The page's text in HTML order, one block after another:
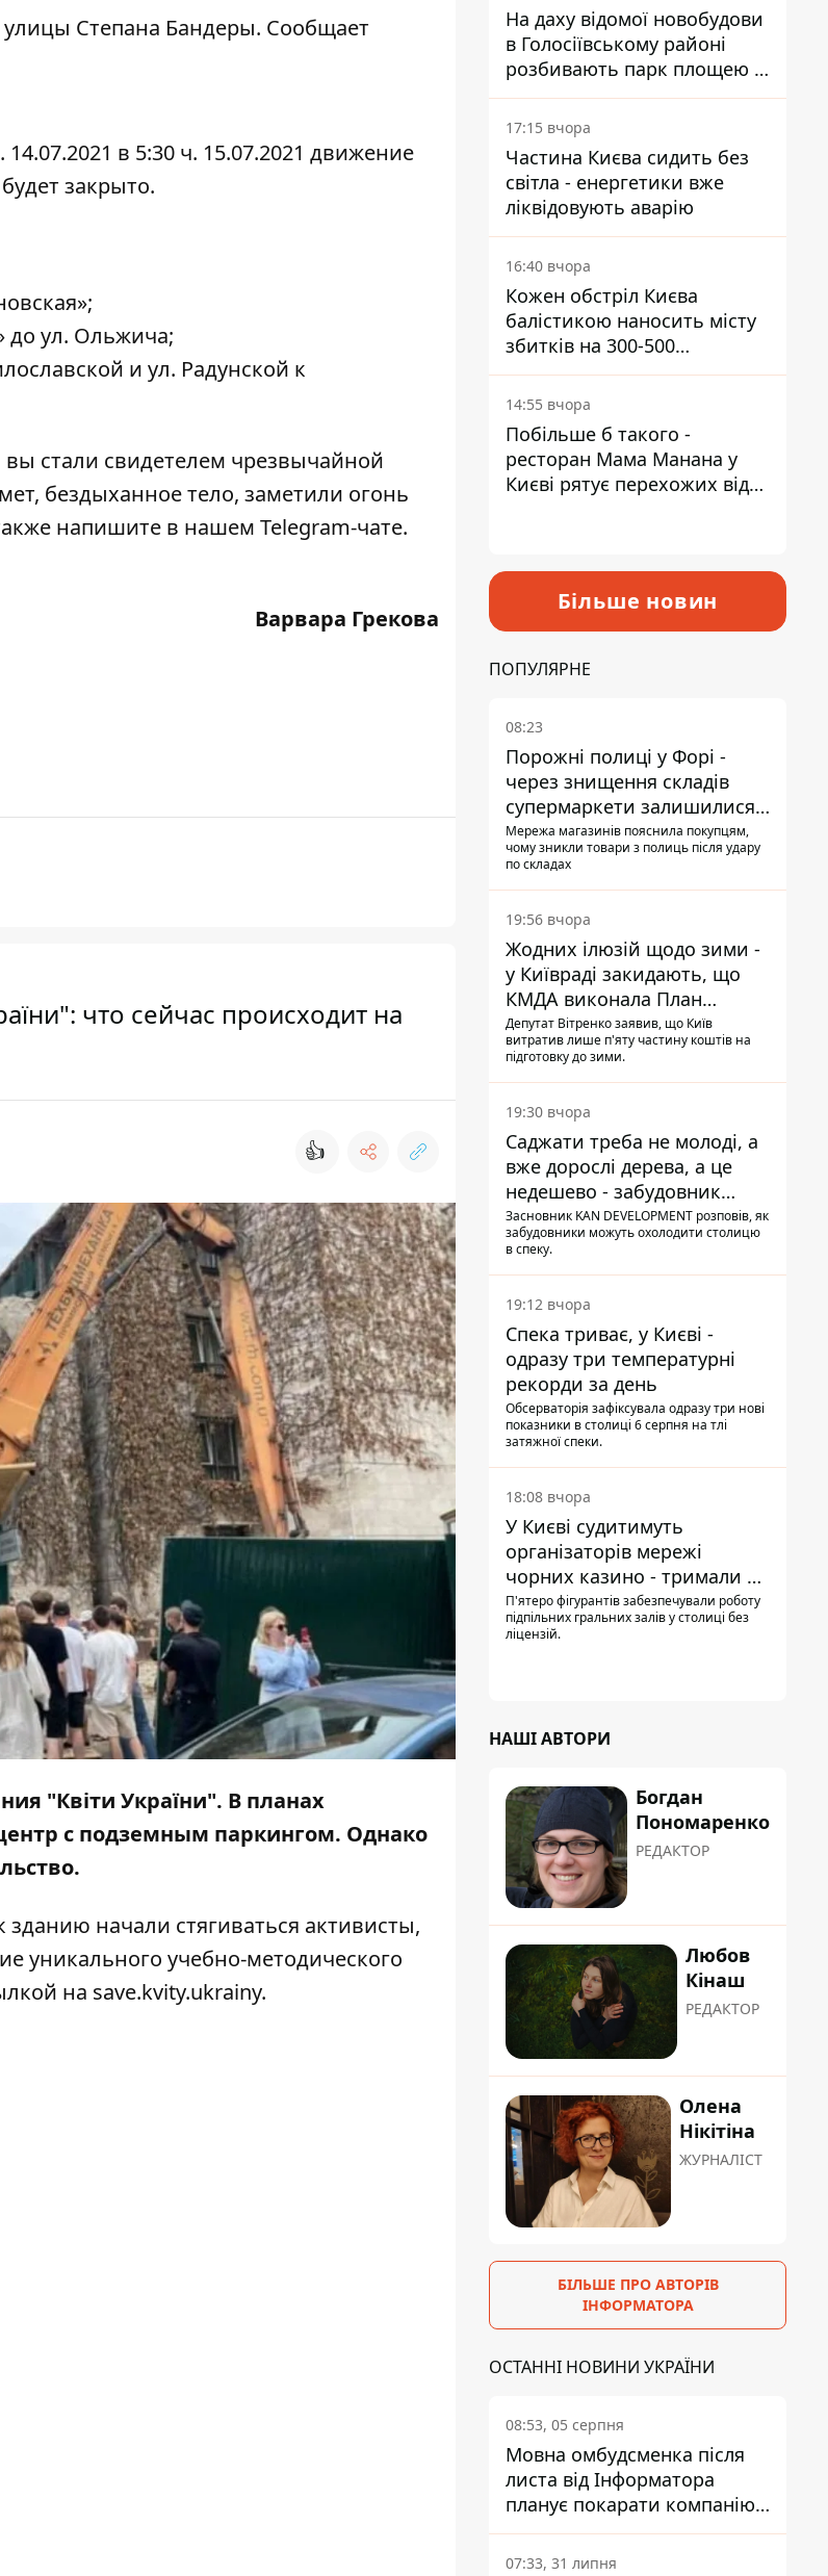
Степана Бандеры. Сообщает
14.07.2021 в 5:30 ч. 15.07.2021 движение
закрыто.
до ул. Ольжича;
и ул. Радунской к
вы стали свидетелем чрезвычайной
бездыханное тело, заметили огонь
напишите в нашем Telegram-чате.
Варвара Грекова
что сейчас происходит на
👍
"Квіти України". В планах
с подземным паркингом. Однако
начали стягиваться активисты,
уникального учебно-методического
на save.kvity.ukrainy.
На даху відомої новобудови
в Голосіївському районі
розбивають парк площею в
гектар
17:15 вчора
Частина Києва сидить без
світла - енергетики вже
ліквідовують аварію
16:40 вчора
Кожен обстріл Києва
балістикою наносить місту
збитків на 300-500
мільйонів - Петро
Пантелеєв
14:55 вчора
Побільше б такого -
ресторан Мама Манана у
Києві рятує перехожих від
Більше новин
ПОПУЛЯРНЕ
08:23
Порожні полиці у Форі -
через знищення складів
супермаркети залишилися
без асортименту
Мережа магазинів пояснила покупцям,
чому зникли товари з полиць після удару
по складах
19:56 вчора
Жодних ілюзій щодо зими -
у Київраді закидають, що
КМДА виконала План
стійкості на 20%
Депутат Вітренко заявив, що Київ
витратив лише п'яту частину коштів на
підготовку до зими.
19:30 вчора
Саджати треба не молоді, а
вже дорослі дерева, а це
недешево - забудовник
Ніконов
Засновник KAN DEVELOPMENT розповів, як
забудовники можуть охолодити столицю
в спеку.
19:12 вчора
Спека триває, у Києві -
одразу три температурні
рекорди за день
Обсерваторія зафіксувала одразу три нові
показники в столиці 6 серпня на тлі
затяжної спеки.
18:08 вчора
У Києві судитимуть
організаторів мережі
чорних казино - тримали 39
закладів
П'ятеро фігурантів забезпечували роботу
підпільних гральних залів у столиці без
ліцензій.
НАШІ АВТОРИ
Богдан
Пономаренко
РЕДАКТОР
Любов
Кінаш
РЕДАКТОР
Олена
Нікітіна
ЖУРНАЛІСТ
БІЛЬШЕ ПРО АВТОРІВ
ІНФОРМАТОРА
ОСТАННІ НОВИНИ УКРАЇНИ
08:53, 05 серпня
Мовна омбудсменка після
листа від Інформатора
планує покарати компанію-
підрядника ПриватБанку
07:33, 31 липня